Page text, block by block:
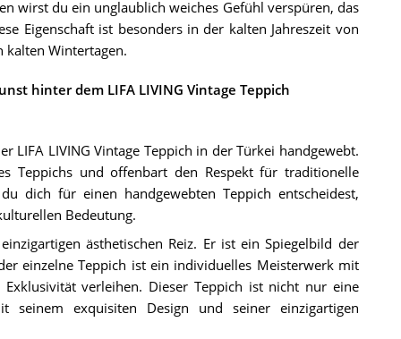
wirst du ein unglaublich weiches Gefühl verspüren, das
Eigenschaft ist besonders in der kalten Jahreszeit von
kalten Wintertagen.
hinter dem LIFA LIVING Vintage Teppich
LIVING Vintage Teppich in der Türkei handgewebt.
Teppichs und offenbart den Respekt für traditionelle
dich für einen handgewebten Teppich entscheidest,
Bedeutung.
ästhetischen Reiz. Er ist ein Spiegelbild der
einzelne Teppich ist ein individuelles Meisterwerk mit
verleihen. Dieser Teppich ist nicht nur eine
seinem exquisiten Design und seiner einzigartigen